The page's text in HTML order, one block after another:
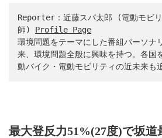
Reporter：近藤スパ太郎 (電動モビ
師) Profile Page
環境問題をテーマにした番組パーソナ
来、環境問題全般に興味を持つ。各国
動バイク・電動モビリティの近未来も
最大登反力51%(27度)で坂道